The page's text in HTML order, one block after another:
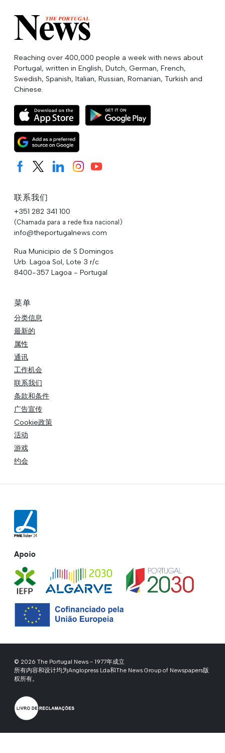
Reaching over 400,000 people a week with news about
Portugal, written in English, Dutch, German, French,
Swedish, Spanish, Italian, Russian, Romanian, Turkish and
Chinese.
联系我们
+351 282 341 100
(Chamada para a rede fixa nacional)
info@theportugalnews.com
Rua Municipio de S Domingos
Urb. Lagoa Sol, Lote 3 r/c
8400-357 Lagoa - Portugal
菜单
分类信息
最新的
属性
通讯
工作机会
联系我们
条款和条件
广告宣传
Cookie政策
活动
游戏
约会
Apoio
© 2026 The Portugal News - 1977年成立
所有内容和设计均为Anglopress Lda和The News Group of Newspapers版
权所有。